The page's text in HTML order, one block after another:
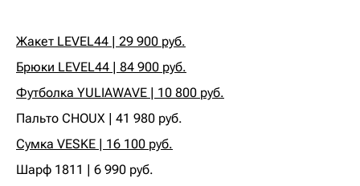
Жакет LEVEL44 | 29 900 руб.
Брюки LEVEL44 | 84 900 руб.
Футболка YULIAWAVE | 10 800 руб.
‍Пальто CHOUX | 41 980 руб.‍
Сумка VESKE | 16 100 руб.
‍Шарф 1811 | 6 990 руб. ‍